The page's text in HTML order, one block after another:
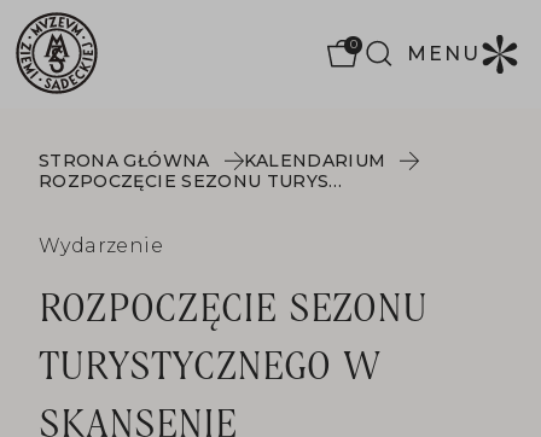
0 MENU
STRONA GŁÓWNA
KALENDARIUM
ROZPOCZĘCIE SEZONU TURYSTYCZNEGO W SKANSENIE
Wydarzenie
ROZPOCZĘCIE SEZONU
TURYSTYCZNEGO W
SKANSENIE